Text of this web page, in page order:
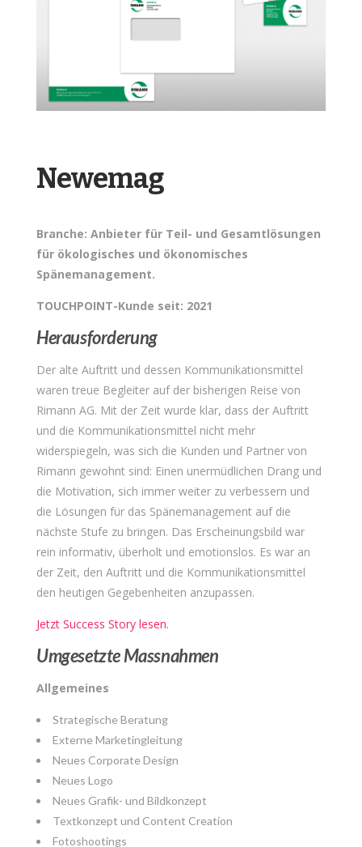
Newemag
Branche: Anbieter für Teil- und Gesamtlösungen
für ökologisches und ökonomisches
Spänemanagement.
TOUCHPOINT-Kunde seit: 2021
Herausforderung
Der alte Auftritt und dessen Kommunikationsmittel
waren treue Begleiter auf der bisherigen Reise von
Rimann AG. Mit der Zeit wurde klar, dass der Auftritt
und die Kommunikationsmittel nicht mehr
widerspiegeln, was sich die Kunden und Partner von
Rimann gewohnt sind: Einen unermüdlichen Drang und
die Motivation, sich immer weiter zu verbessern und
die Lösungen für das Spänemanagement auf die
nächste Stufe zu bringen. Das Erscheinungsbild war
rein informativ, überholt und emotionslos. Es war an
der Zeit, den Auftritt und die Kommunikationsmittel
den heutigen Gegebenheiten anzupassen.
Jetzt Success Story lesen.
Umgesetzte Massnahmen
Allgemeines
Strategische Beratung
Externe Marketingleitung
Neues Corporate Design
Neues Logo
Neues Grafik- und Bildkonzept
Textkonzept und Content Creation
Fotoshootings